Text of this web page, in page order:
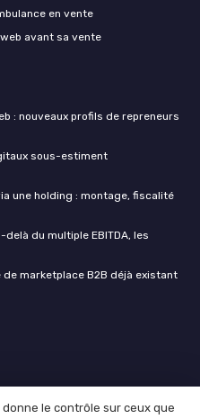
en vente
avant sa vente
: nouveaux profils de repreneurs
sous-estiment
une holding : montage, fiscalité
du multiple EBITDA, les
marketplace B2B déjà existant
le contrôle sur ceux que